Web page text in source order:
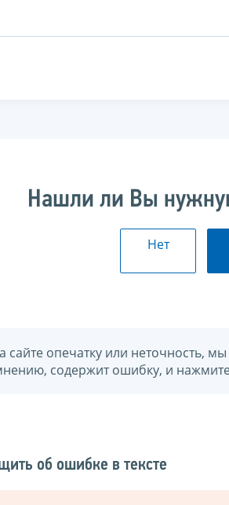
Нашли ли Вы
Нет
сайте опечатку или неточность,
содержит ошибку, и
об ошибке в тексте